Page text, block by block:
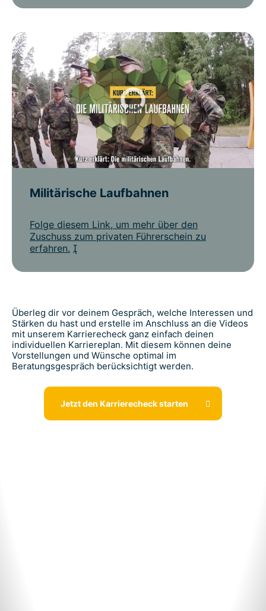
Militärische Laufbahnen
Folge diesem Link, um mehr über den
Zuschuss zum privaten Führerschein zu
erfahren.
Überleg dir vor deinem Gespräch, welche Interessen und
Stärken du hast und erstelle im Anschluss an die Videos
mit unserem Karrierecheck ganz einfach deinen
individuellen Karriereplan. Mit diesem können deine
Vorstellungen und Wünsche optimal im
Beratungsgespräch berücksichtigt werden.
Jetzt den Karrierecheck starten